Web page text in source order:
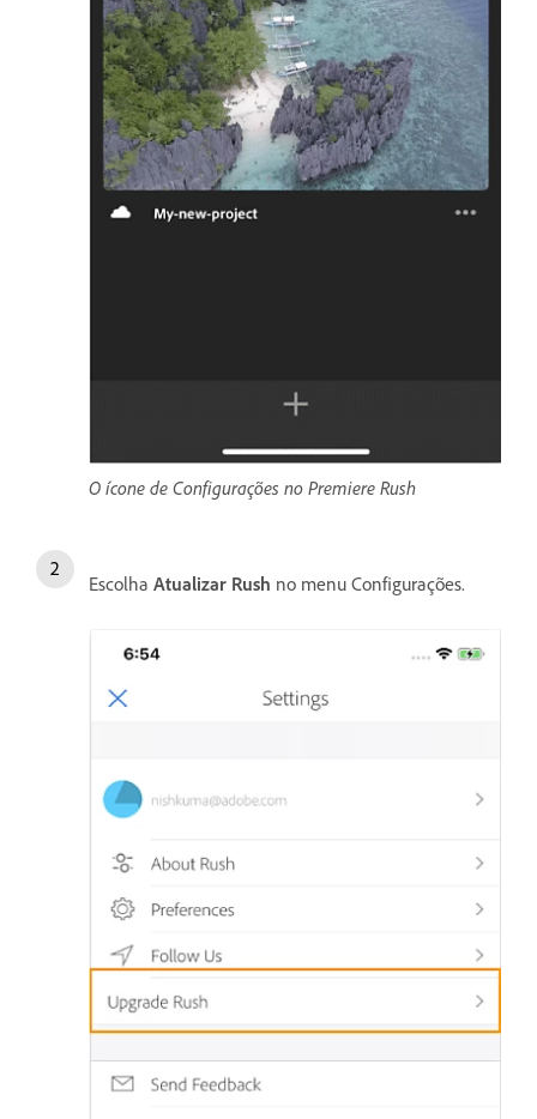
O ícone de Configurações no Premiere Rush
Escolha Atualizar Rush no menu Configurações.